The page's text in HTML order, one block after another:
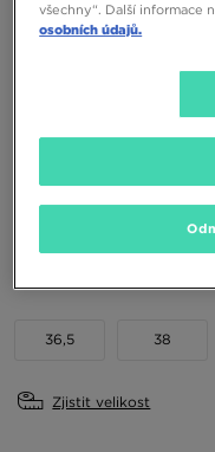
(Nejnižší
36,5 38
Zjistit velikost
všechny“. Další informace
osobních údajů.